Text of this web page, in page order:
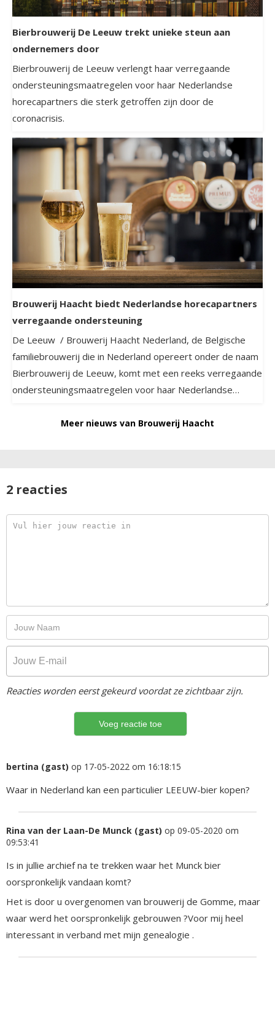
Bierbrouwerij De Leeuw trekt unieke steun aan
ondernemers door
Bierbrouwerij de Leeuw verlengt haar verregaande
ondersteuningsmaatregelen voor haar Nederlandse
horecapartners die sterk getroffen zijn door de
coronacrisis.
Brouwerij Haacht biedt Nederlandse horecapartners
verregaande ondersteuning
De Leeuw / Brouwerij Haacht Nederland, de Belgische
familiebrouwerij die in Nederland opereert onder de naam
Bierbrouwerij de Leeuw, komt met een reeks verregaande
ondersteuningsmaatregelen voor haar Nederlandse
het assortiment hebben en sterk geraakt zijn door de
Meer nieuws van Brouwerij Haacht
2 reacties
Reacties worden eerst gekeurd voordat ze zichtbaar zijn.
bertina (gast) op 17-05-2022 om 16:18:15
Waar in Nederland kan een particulier LEEUW-bier kopen?
Rina van der Laan-De Munck (gast) op 09-05-2020 om
09:53:41
Is in jullie archief na te trekken waar het Munck bier
oorspronkelijk vandaan komt?
Het is door u overgenomen van brouwerij de Gomme, maar
waar werd het oorspronkelijk gebrouwen ?Voor mij heel
interessant in verband met mijn genealogie .